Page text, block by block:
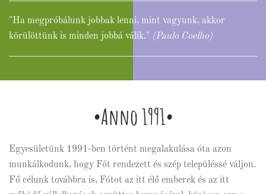
"Ha megpróbálunk jobbak lenni, mint vagyunk, akkor
körülöttünk is minden jobbá válik." (Paulo Coelho)
•Anno 1991•
Egyesületünk 1991-ben történt megalakulása óta azon
munkálkodunk, hogy Fót rendezett és szép településsé váljon.
Fő célunk továbbra is, Fótot az itt élő emberek és az itt